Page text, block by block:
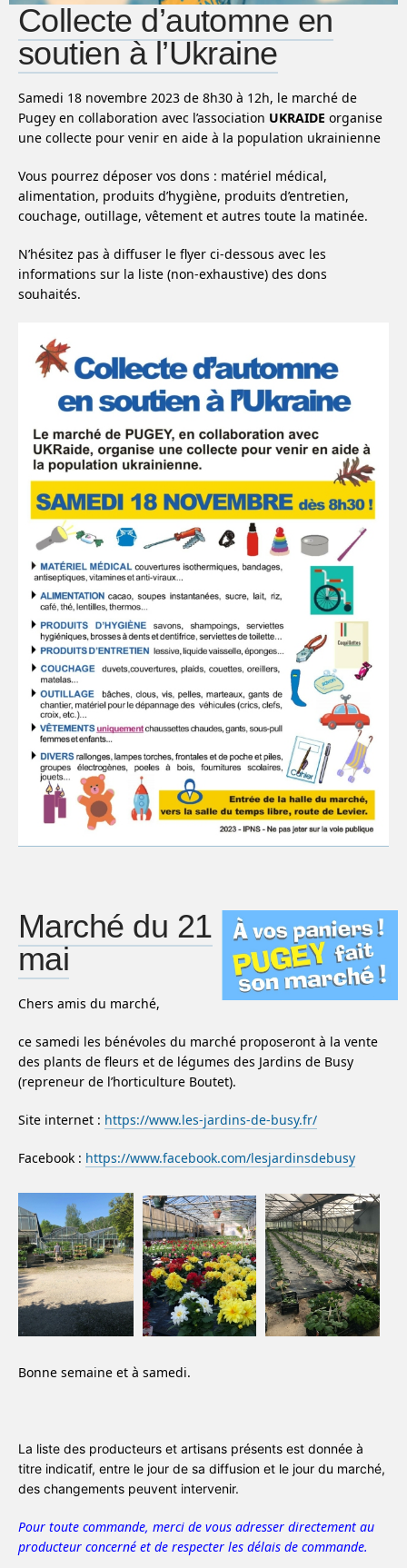
Collecte d’automne en
soutien à l’Ukraine
Samedi 18 novembre 2023 de 8h30 à 12h, le marché de
Pugey en collaboration avec l’association UKRAIDE organise
une collecte pour venir en aide à la population ukrainienne
Vous pourrez déposer vos dons : matériel médical,
alimentation, produits d’hygiène, produits d’entretien,
couchage, outillage, vêtement et autres toute la matinée.
N’hésitez pas à diffuser le flyer ci-dessous avec les
informations sur la liste (non-exhaustive) des dons
souhaités.
Marché du 21
mai
Chers amis du marché,
ce samedi les bénévoles du marché proposeront à la vente
des plants de fleurs et de légumes des Jardins de Busy
(repreneur de l’horticulture Boutet).
Site internet : https://www.les-jardins-de-busy.fr/
Facebook : https://www.facebook.com/lesjardinsdebusy
Bonne semaine et à samedi.
La liste des producteurs et artisans présents est donnée à
titre indicatif, entre le jour de sa diffusion et le jour du marché,
des changements peuvent intervenir.
Pour toute commande, merci de vous adresser directement au
producteur concerné et de respecter les délais de commande.